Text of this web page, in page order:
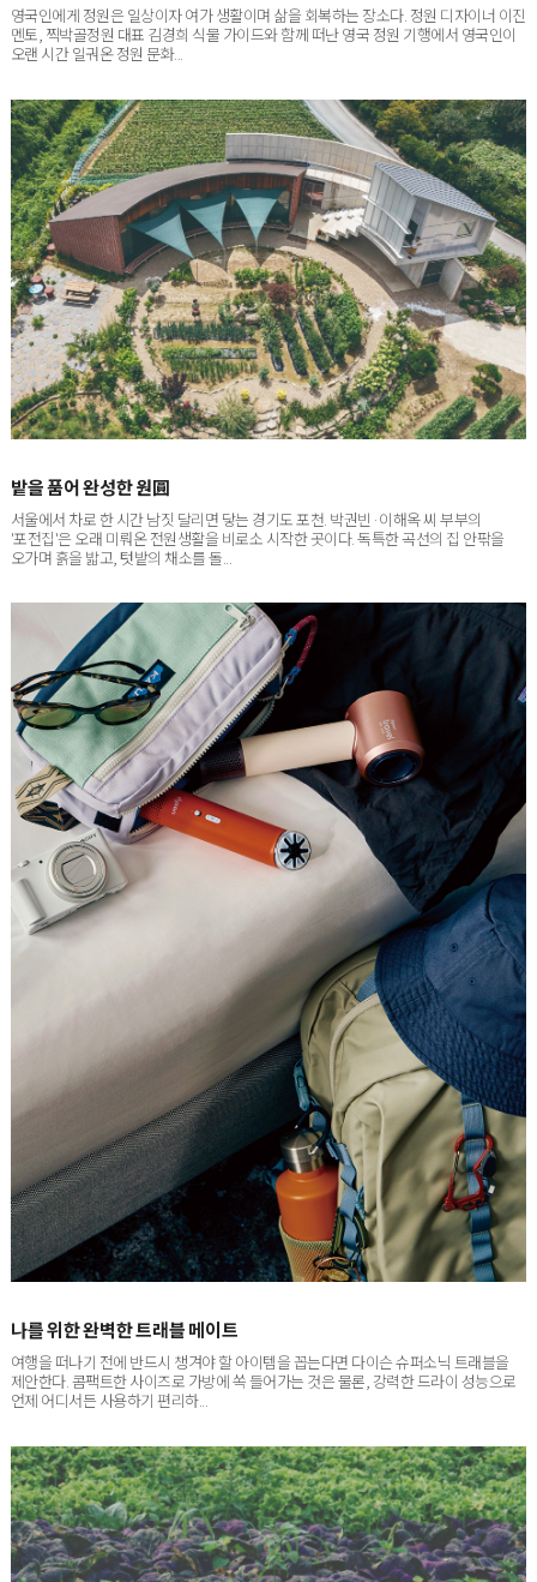
멘토, 찍박골정원 대표 김경희 식물 가이드와 함께 떠난 영국 정원 기행에서 영국인이
오랜 시간 일궈온 정원 문화...
서울에서 차로 한 시간 남짓 달리면 닿는 경기도 포천. 박권빈·이해옥 씨 부부의
'포전집'은 오래 미뤄온 전원생활을 비로소 시작한 곳이다. 독특한 곡선의 집 안팎을
오가며 흙을 밟고, 텃밭의 채소를 돌...
여행을 떠나기 전에 반드시 챙겨야 할 아이템을 꼽는다면 다이슨 슈퍼소닉 트래블을
제안한다. 콤팩트한 사이즈로 가방에 쏙 들어가는 것은 물론, 강력한 드라이 성능으로
언제 어디서든 사용하기 편리하...